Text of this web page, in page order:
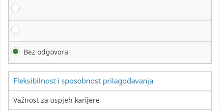
Bez odgovora
Fleksibilnost i sposobnost prilagođavanja
Važnost za uspjeh karijere